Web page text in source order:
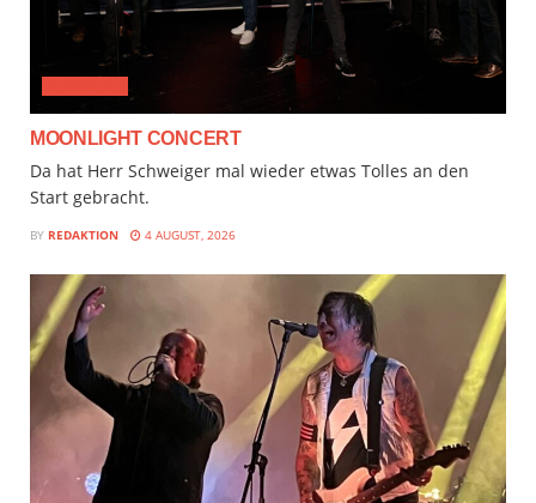
MOONLIGHT CONCERT
Da hat Herr Schweiger mal wieder etwas Tolles an den
Start gebracht.
BY REDAKTION 4 AUGUST, 2026